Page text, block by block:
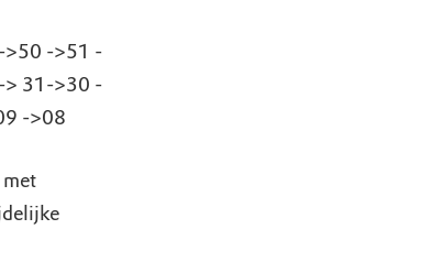
->51 -
31->30 -
->08